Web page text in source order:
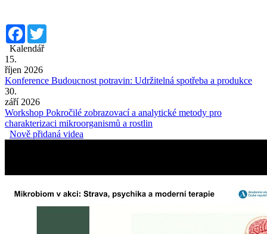
Facebook
Kalendář
15.
říjen 2026
Konference Budoucnost potravin: Udržitelná spotřeba a produkce
30.
září 2026
Workshop Pokročilé zobrazovací a analytické metody pro
charakterizaci mikroorganismů a rostlin
Nově přidaná videa